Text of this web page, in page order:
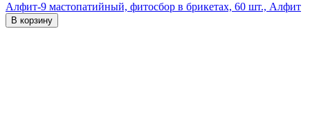
Алфит-9 мастопатийный, фитосбор в брикетах, 60 шт., Алфит
В корзину